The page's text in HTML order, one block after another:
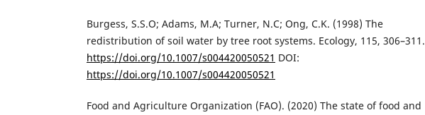
Burgess, S.S.O; Adams, M.A; Turner, N.C; Ong, C.K. (1998) The
redistribution of soil water by tree root systems. Ecology, 115, 306–311.
https://doi.org/10.1007/s004420050521 DOI:
https://doi.org/10.1007/s004420050521
Food and Agriculture Organization (FAO). (2020) The state of food and